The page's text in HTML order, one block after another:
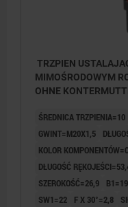
TRZPIEN
MIMOŚRODOWYM
OHNE
RAL3020
ŚREDNICA TRZPIENIA=10
GWINT=M20X1,5
KOLOR
DŁUGOŚĆ
SZEROKOŚĆ=26,9
SW1=22
F X 30°=2,8